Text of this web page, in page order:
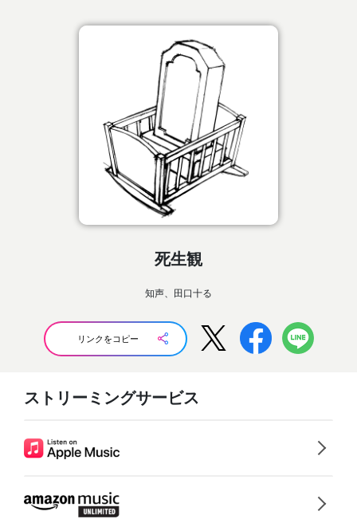
死生観
知声、田口十る
リンクをコピー
ストリーミングサービス